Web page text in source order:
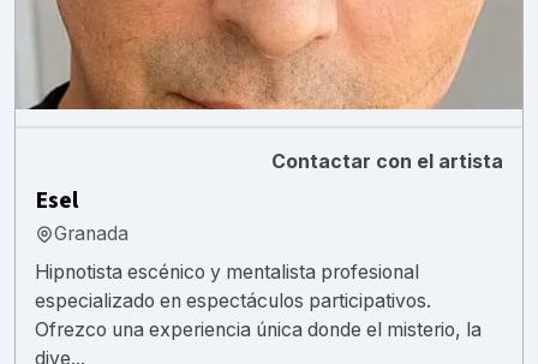
Contactar con el artista
Esel
Granada
Hipnotista escénico y mentalista profesional
especializado en espectáculos participativos.
Ofrezco una experiencia única donde el misterio, la
dive...